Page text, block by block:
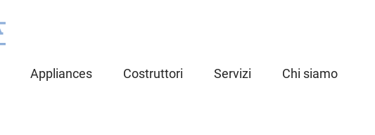
Appliances Costruttori Servizi Chi siamo